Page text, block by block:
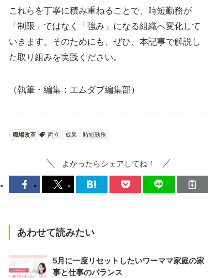
これらを丁寧に積み重ねることで、時短勤務が
「制限」ではなく「強み」になる組織へ変化して
いきます。そのためにも、ぜひ、本記事で解説し
た取り組みを実践ください。
（執筆・編集：エムダブ編集部）
職場改革 両立 成果 時短勤務
よかったらシェアしてね！
あわせて読みたい
5月に一度リセットしたいワーママ家庭の家
事と仕事のバランス